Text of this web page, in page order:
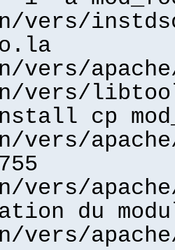
vers/
vers/
vers/
cp
vers/
vers/
du
vers/